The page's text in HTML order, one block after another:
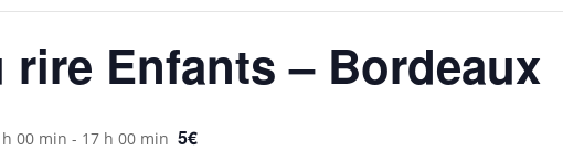
rire Enfants – Bordeaux
00 min - 17 h 00 min 5€